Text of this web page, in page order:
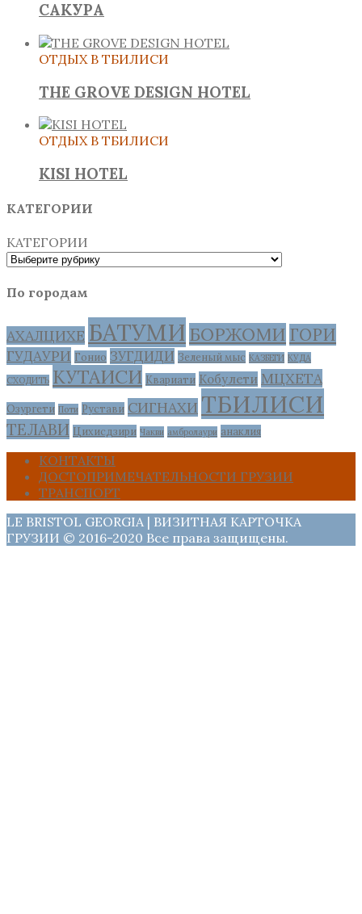
САКУРА
ОТДЫХ В ТБИЛИСИ
THE GROVE DESIGN HOTEL
ОТДЫХ В ТБИЛИСИ
KISI HOTEL
КАТЕГОРИИ
КАТЕГОРИИ
По городам
АХАЛЦИХЕ БАТУМИ БОРЖОМИ ГОРИ
ГУДАУРИ Гонио ЗУГДИДИ Зеленый мыс КАЗБЕГИ КУДА
СХОДИТЬ КУТАИСИ Квариати Кобулети МЦХЕТА
Озургети Поти Рустави СИГНАХИ ТБИЛИСИ
ТЕЛАВИ Цихисдзири Чакви амбролаури анаклия
КОНТАКТЫ
ДОСТОПРИМЕЧАТЕЛЬНОСТИ ГРУЗИИ
ТРАНСПОРТ
LE BRISTOL GEORGIA | ВИЗИТНАЯ КАРТОЧКА
ГРУЗИИ © 2016-2020 Все права защищены.